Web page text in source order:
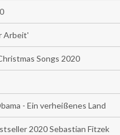
Arbeit'
Songs 2020
- Ein verheißenes Land
2020 Sebastian Fitzek